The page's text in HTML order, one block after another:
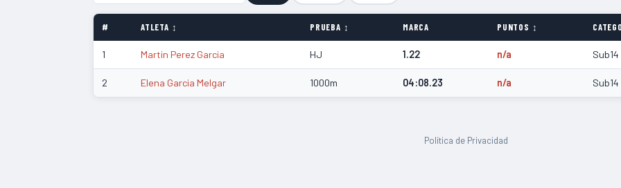
# ATLETA ↕ PRUEBA ↕ MARCA PUNTOS ↕
1 Martin Perez Garcia HJ 1.22 n/a Sub14
2 Elena Garcia Melgar 1000m 04:08.23 n/a Sub14
Política de Privacidad